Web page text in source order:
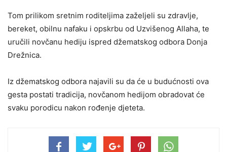
Tom prilikom sretnim roditeljima zaželjeli su zdravlje,
bereket, obilnu nafaku i opskrbu od Uzvišenog Allaha, te
uručili novčanu hediju ispred džematskog odbora Donja
Drežnica.
Iz džematskog odbora najavili su da će u budućnosti ova
gesta postati tradicija, novčanom hedijom obradovat će
svaku porodicu nakon rođenje djeteta.